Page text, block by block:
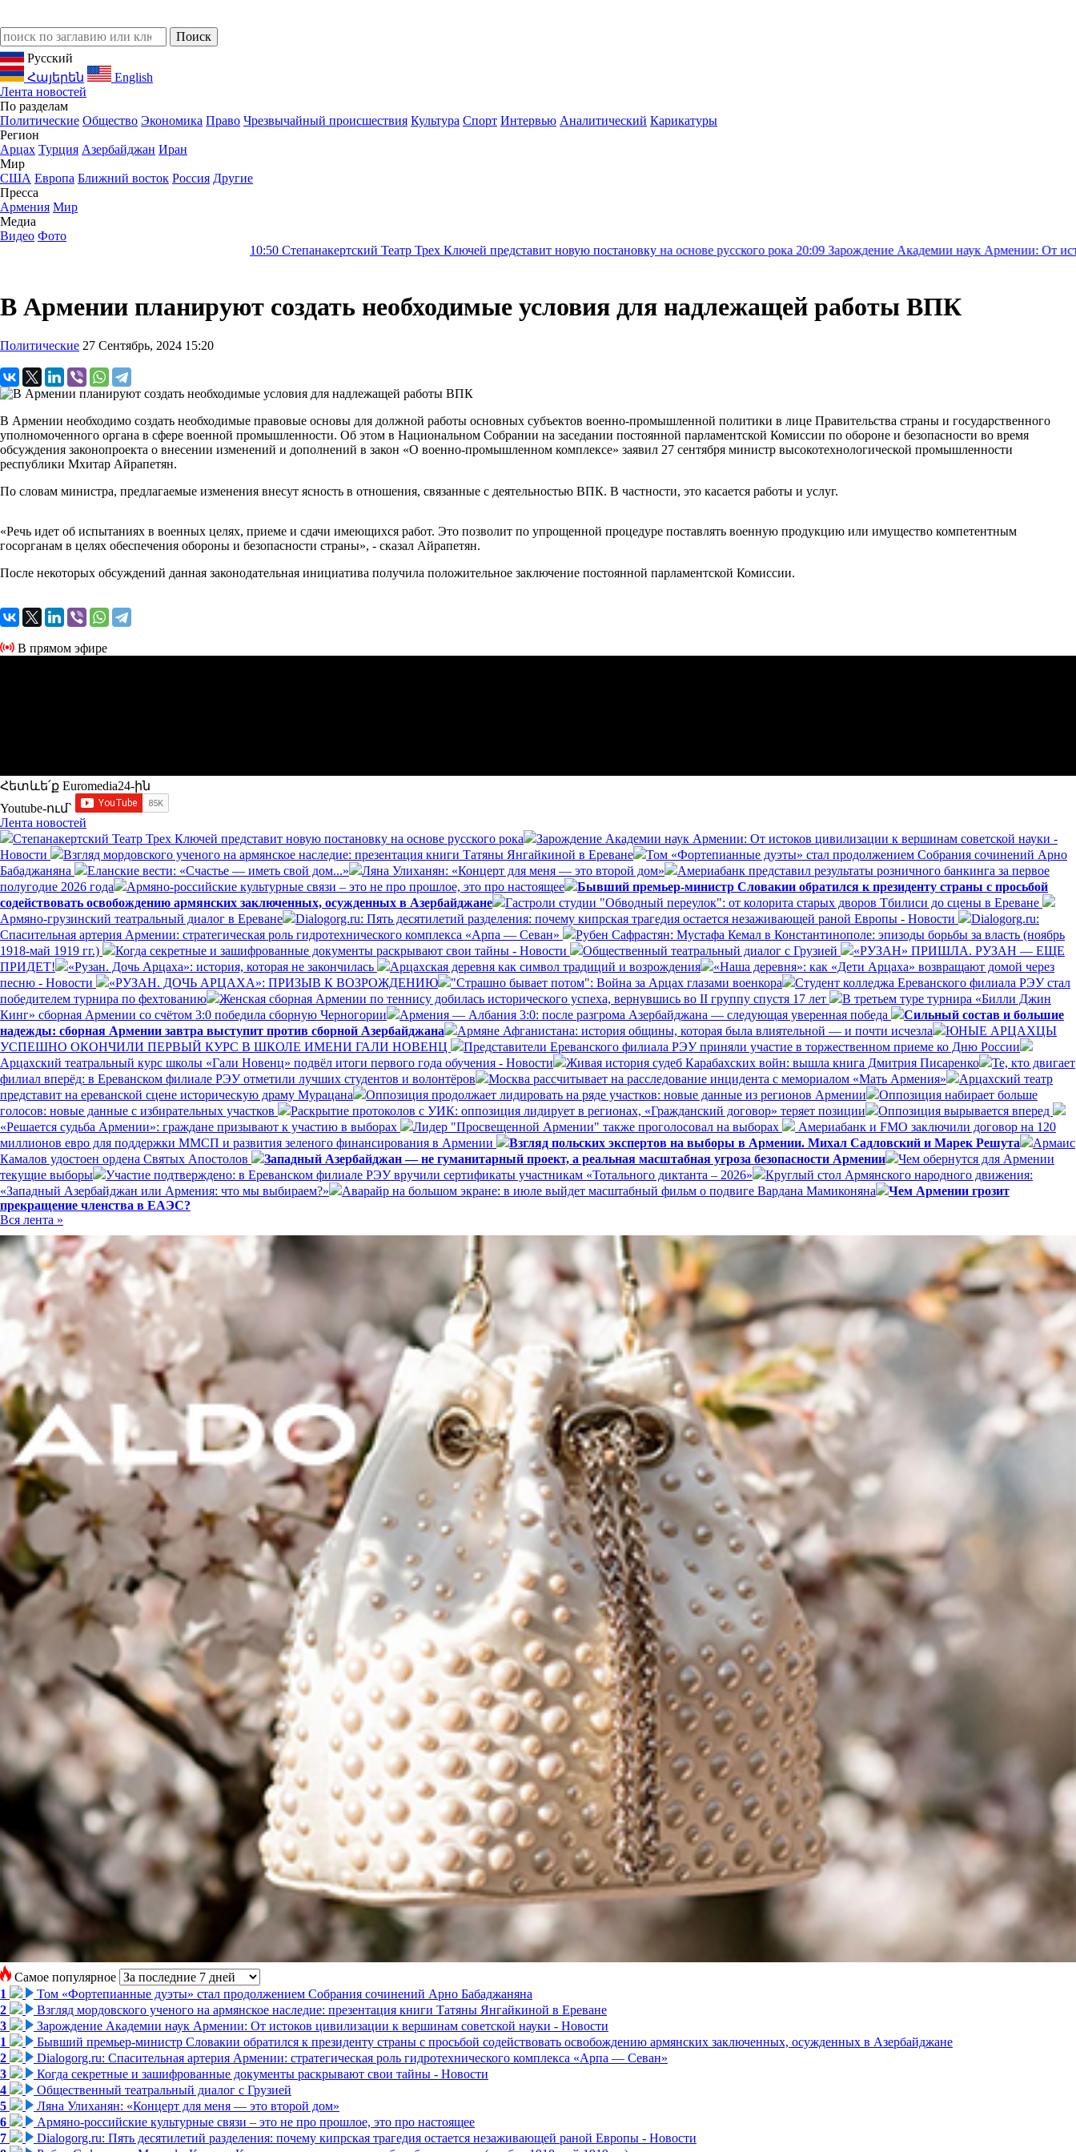
Русский
Հայերեն
English
Лента новостей
По разделам
Политические Общество Экономика Право Чрезвычайный происшествия Культура Спорт Интервью Аналитический Карикатуры
Регион
Арцах Турция Азербайджан Иран
Мир
США Европа Ближний восток Россия Другие
Пресса
Армения Мир
Медиа
Видео Фото
Степанакертский Театр Трех Ключей представит новую постановку на основе русского рока20:09Зарождение Академии наук Армении: От истоков
В Армении планируют создать необходимые условия для надлежащей работы ВПК
Политические 27 Сентябрь, 2024 15:20
В Армении необходимо создать необходимые правовые основы для должной работы основных субъектов военно-промышленной политики в лице Правительства страны и государственного
уполномоченного органа в сфере военной промышленности. Об этом в Национальном Собрании на заседании постоянной парламентской Комиссии по обороне и безопасности во время
обсуждения законопроекта о внесении изменений и дополнений в закон «О военно-промышленном комплексе» заявил 27 сентября министр высокотехнологической промышленности
республики Мхитар Айрапетян.
По словам министра, предлагаемые изменения внесут ясность в отношения, связанные с деятельностью ВПК. В частности, это касается работы и услуг.
«Речь идет об испытаниях в военных целях, приеме и сдачи имеющихся работ. Это позволит по упрощенной процедуре поставлять военную продукцию или имущество компетентным
госорганам в целях обеспечения обороны и безопасности страны», - сказал Айрапетян.
После некоторых обсуждений данная законодательная инициатива получила положительное заключение постоянной парламентской Комиссии.
В прямом эфире
Հետևե՛ք Euromedia24-ին
Youtube-ում`
Лента новостей
Степанакертский Театр Трех Ключей представит новую постановку на основе русского рока
Зарождение Академии наук Армении: От истоков цивилизации к вершинам советской науки -
Новости
Взгляд мордовского ученого на армянское наследие: презентация книги Татяны Янгайкиной в Ереване
Том «Фортепианные дуэты» стал продолжением Собрания сочинений Арно
Бабаджаняна
Еланские вести: «Счастье — иметь свой дом...» Ляна Улиханян: «Концерт для меня — это второй дом»
Америабанк представил результаты розничного банкинга за первое
полугодие 2026 года
Армяно-российские культурные связи – это не про прошлое, это про настоящее
Бывший премьер-министр Словакии обратился к президенту страны с просьбой
содействовать освобождению армянских заключенных, осужденных в Азербайджане
Гастроли студии "Обводный переулок": от колорита старых дворов Тбилиси до сцены в Ереване
Армяно-грузинский театральный диалог в Ереване
Dialogorg.ru: Пять десятилетий разделения: почему кипрская трагедия остается незаживающей раной Европы - Новости
Dialogorg.ru:
Спасительная артерия Армении: стратегическая роль гидротехнического комплекса «Арпа — Севан»
Рубен Сафрастян: Мустафа Кемал в Константинополе: эпизоды борьбы за власть (ноябрь
1918-май 1919 гг.)
Когда секретные и зашифрованные документы раскрывают свои тайны - Новости Общественный театральный диалог с Грузией
«РУЗАН» ПРИШЛА. РУЗАН — ЕЩЕ
ПРИДЕТ!
«Рузан. Дочь Арцаха»: история, которая не закончилась Арцахская деревня как символ традиций и возрождения
«Наша деревня»: как «Дети Арцаха» возвращают домой через
песню - Новости
«РУЗАН. ДОЧЬ АРЦАХА»: ПРИЗЫВ К ВОЗРОЖДЕНИЮ "Страшно бывает потом": Война за Арцах глазами военкора
Студент колледжа Ереванского филиала РЭУ стал
победителем турнира по фехтованию
Женская сборная Армении по теннису добилась исторического успеха, вернувшись во II группу спустя 17 лет
В третьем туре турнира «Билли Джин
Кинг» сборная Армении со счётом 3:0 победила сборную Черногории
Армения — Албания 3:0: после разгрома Азербайджана — следующая уверенная победа
Сильный состав и большие
надежды: сборная Армении завтра выступит против сборной Азербайджана
Армяне Афганистана: история общины, которая была влиятельной — и почти исчезла
ЮНЫЕ АРЦАХЦЫ
УСПЕШНО ОКОНЧИЛИ ПЕРВЫЙ КУРС В ШКОЛЕ ИМЕНИ ГАЛИ НОВЕНЦ
Представители Ереванского филиала РЭУ приняли участие в торжественном приеме ко Дню России
Арцахский театральный курс школы «Гали Новенц» подвёл итоги первого года обучения - Новости
Живая история судеб Карабахских войн: вышла книга Дмитрия Писаренко
Те, кто двигает
филиал вперёд: в Ереванском филиале РЭУ отметили лучших студентов и волонтёров
Москва рассчитывает на расследование инцидента с мемориалом «Мать Армения»
Арцахский театр
представит на ереванской сцене историческую драму Мурацана
Оппозиция продолжает лидировать на ряде участков: новые данные из регионов Армении
Оппозиция набирает больше
голосов: новые данные с избирательных участков
Раскрытие протоколов с УИК: оппозиция лидирует в регионах, «Гражданский договор» теряет позиции
Оппозиция вырывается вперед
«Решается судьба Армении»: граждане призывают к участию в выборах
Лидер "Просвещенной Армении" также проголосовал на выборах
Америабанк и FMO заключили договор на 120
миллионов евро для поддержки ММСП и развития зеленого финансирования в Армении
Взгляд польских экспертов на выборы в Армении. Михал Садловский и Марек Решута
Армаис
Камалов удостоен ордена Святых Апостолов
Западный Азербайджан — не гуманитарный проект, а реальная масштабная угроза безопасности Армении
Чем обернутся для Армении
текущие выборы
Участие подтверждено: в Ереванском филиале РЭУ вручили сертификаты участникам «Тотального диктанта – 2026»
Круглый стол Армянского народного движения:
«Западный Азербайджан или Армения: что мы выбираем?»
Аварайр на большом экране: в июле выйдет масштабный фильм о подвиге Вардана Мамиконяна
Чем Армении грозит
прекращение членства в ЕАЭС?
Вся лента »
Самое популярное
1
Том «Фортепианные дуэты» стал продолжением Собрания сочинений Арно Бабаджаняна
2
Взгляд мордовского ученого на армянское наследие: презентация книги Татяны Янгайкиной в Ереване
3
Зарождение Академии наук Армении: От истоков цивилизации к вершинам советской науки - Новости
1
Бывший премьер-министр Словакии обратился к президенту страны с просьбой содействовать освобождению армянских заключенных, осужденных в Азербайджане
2
Dialogorg.ru: Спасительная артерия Армении: стратегическая роль гидротехнического комплекса «Арпа — Севан»
3
Когда секретные и зашифрованные документы раскрывают свои тайны - Новости
4
Общественный театральный диалог с Грузией
5
Ляна Улиханян: «Концерт для меня — это второй дом»
6
Армяно-российские культурные связи – это не про прошлое, это про настоящее
7
Dialogorg.ru: Пять десятилетий разделения: почему кипрская трагедия остается незаживающей раной Европы - Новости